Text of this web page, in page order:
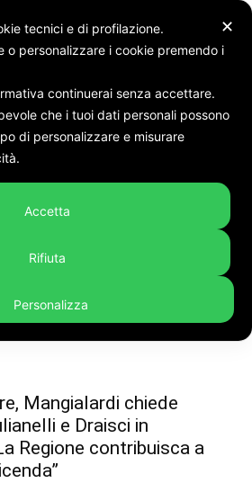
Mangialardi chiede
e Draisci in
Regione contribuisca a
✕
tecnici e di profilazione.
o personalizzare i cookie premendo i
continuerai senza accettare.
che i tuoi dati personali possono
di personalizzare e misurare
Accetta
Rifiuta
Personalizza